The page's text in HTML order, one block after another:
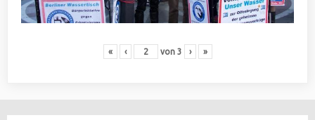
« ‹ von 3 › »